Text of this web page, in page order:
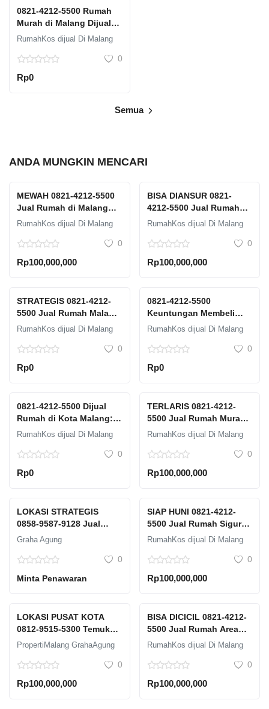
0821-4212-5500 Rumah
Murah di Malang Dijual:
Solusi untuk Miliki
RumahKos dijual Di Malang
0
Rp0
Semua
ANDA MUNGKIN MENCARI
MEWAH 0821-4212-5500
Jual Rumah di Malang
Dekat Kampus Graha
RumahKos dijual Di Malang
0
Rp100,000,000
BISA DIANSUR 0821-
4212-5500 Jual Rumah
Malang Dau Graha
Kost
RumahKos dijual Di Malang
0
Rp100,000,000
STRATEGIS 0821-4212-
5500 Jual Rumah Malang
500 Juta Graha Agung
Cafe
RumahKos dijual Di Malang
0
Rp0
0821-4212-5500
Keuntungan Membeli
Rumah di Malang yang
RumahKos dijual Di Malang
0
Rp0
0821-4212-5500 Dijual
Rumah di Kota Malang:
Harga Terbaik untuk
RumahKos dijual Di Malang
0
Rp0
TERLARIS 0821-4212-
5500 Jual Rumah Murah
Malang Graha Agung
RumahKos dijual Di Malang
0
Rp100,000,000
LOKASI STRATEGIS
0858-9587-9128 Jual
Property Rumah Dekat
Malang
Graha Agung
0
Minta Penawaran
SIAP HUNI 0821-4212-
5500 Jual Rumah Sigura
gura Malang Graha
RumahKos dijual Di Malang
0
Rp100,000,000
LOKASI PUSAT KOTA
0812-9515-5300 Temukan
Rumah Impian Anda: 1
Malang!
PropertiMalang GrahaAgung
0
Rp100,000,000
BISA DICICIL 0821-4212-
5500 Jual Rumah Area
Malang Graha Agung
RumahKos dijual Di Malang
0
Rp100,000,000